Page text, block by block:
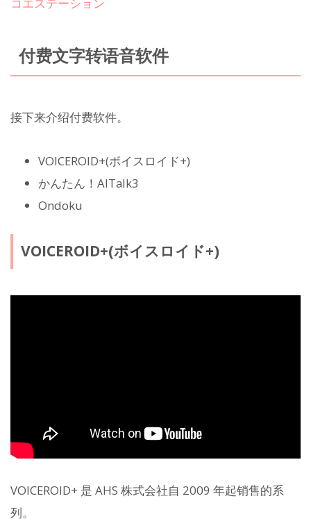
コエステーション
付费文字转语音软件
接下来介绍付费软件。
VOICEROID+(ボイスロイド+)
かんたん！AITalk3
Ondoku
VOICEROID+(ボイスロイド+)
VOICEROID+ 是 AHS 株式会社自 2009 年起销售的系
列。